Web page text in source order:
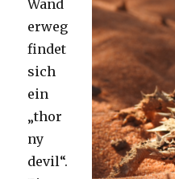
Wand
erweg
findet
sich
ein
„thor
ny
devil“.